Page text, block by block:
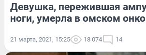
Девушка, пережившая
ноги, умерла в омском
21 марта, 2021, 15:25 18 074 14